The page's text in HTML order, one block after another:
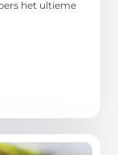
het ultieme